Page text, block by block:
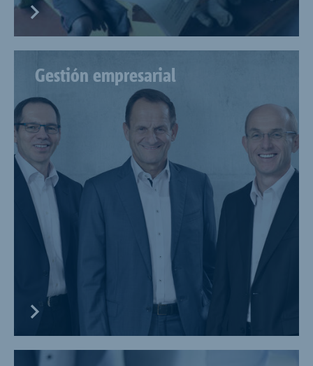
Gestión empresarial